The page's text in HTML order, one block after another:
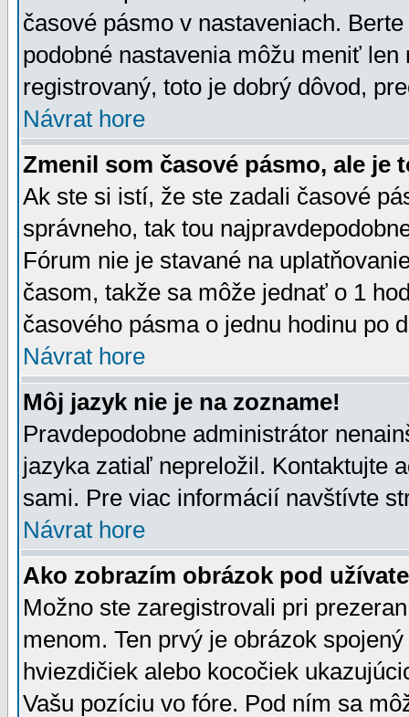
časové pásmo v nastaveniach.
podobné nastavenia môžu meniť
registrovaný, toto je dobrý dôvod,
Návrat hore
Zmenil som časové pásmo, ale je
Ak ste si istí, že ste zadali časové
správneho, tak tou
Fórum nie je stavané na
časom, takže sa môže jednať o 1
časového pásma o jednu hodinu po
Návrat hore
Môj jazyk nie je na zozname!
Pravdepodobne administrátor
jazyka zatiaľ nepreložil. Kontaktujte
sami. Pre viac informácií navštívte
Návrat hore
Ako zobrazím obrázok pod
Možno ste zaregistrovali pri
menom. Ten prvý je obrázok
hviezdičiek alebo kocočiek
Vašu pozíciu vo fóre. Pod ním sa